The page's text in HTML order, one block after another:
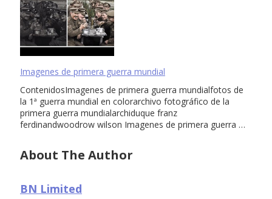
Imagenes de primera guerra mundial
ContenidosImagenes de primera guerra mundialfotos de
la 1ª guerra mundial en colorarchivo fotográfico de la
primera guerra mundialarchiduque franz
ferdinandwoodrow wilson Imagenes de primera guerra …
About The Author
BN Limited